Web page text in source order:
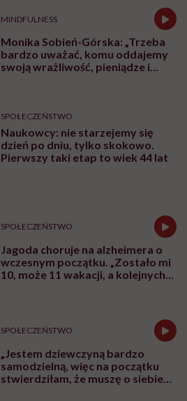
MINDFULNESS
Monika Sobień-Górska: „Trzeba
bardzo uważać, komu oddajemy
swoją wrażliwość, pieniądze i
SPOŁECZEŃSTWO
Naukowcy: nie starzejemy się
dzień po dniu, tylko skokowo.
Pierwszy taki etap to wiek 44 lat
SPOŁECZEŃSTWO
Jagoda choruje na alzheimera o
wczesnym początku. „Zostało mi
10, może 11 wakacji, a kolejnych
SPOŁECZEŃSTWO
„Jestem dziewczyną bardzo
samodzielną, więc na początku
stwierdziłam, że muszę o siebie